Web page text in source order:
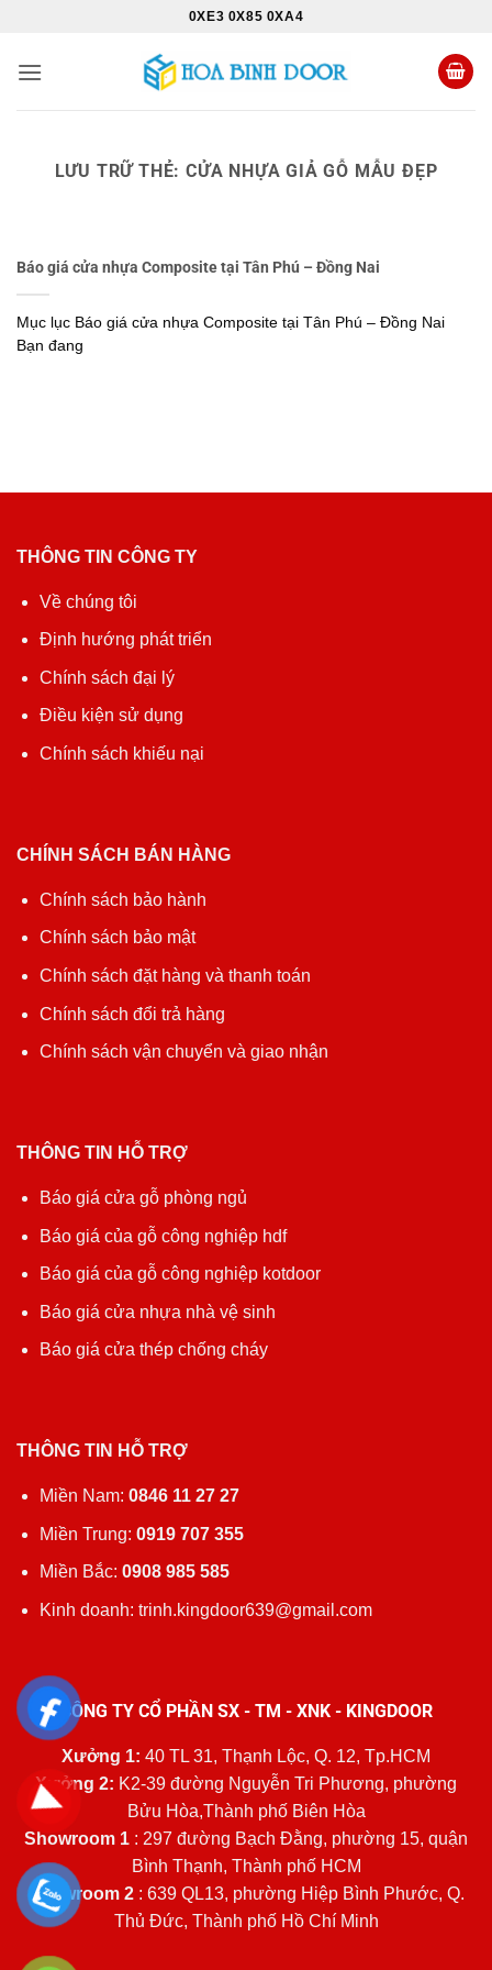
nội
0XE3 0X85 0XA4
LƯU TRỮ THẺ: CỬA NHỰA GIẢ GỖ MẪU ĐẸP
Báo giá cửa nhựa Composite tại Tân Phú – Đồng Nai
Mục lục Báo giá cửa nhựa Composite tại Tân Phú – Đồng Nai
Bạn đang
THÔNG TIN CÔNG TY
Về chúng tôi
Định hướng phát triển
Chính sách đại lý
Điều kiện sử dụng
Chính sách khiếu nại
CHÍNH SÁCH BÁN HÀNG
Chính sách bảo hành
Chính sách bảo mật
Chính sách đặt hàng và thanh toán
Chính sách đổi trả hàng
Chính sách vận chuyển và giao nhận
THÔNG TIN HỖ TRỢ
Báo giá cửa gỗ phòng ngủ
Báo giá của gỗ công nghiệp hdf
Báo giá của gỗ công nghiệp kotdoor
Báo giá cửa nhựa nhà vệ sinh
Báo giá cửa thép chống cháy
THÔNG TIN HỖ TRỢ
Miền Nam: 0846 11 27 27
Miền Trung: 0919 707 355
Miền Bắc: 0908 985 585
Kinh doanh: trinh.kingdoor639@gmail.com
CÔNG TY CỔ PHẦN SX - TM - XNK - KINGDOOR
Xưởng 1: 40 TL 31, Thạnh Lộc, Q. 12, Tp.HCM
Xưởng 2: K2-39 đường Nguyễn Tri Phương, phường
Bửu Hòa,Thành phố Biên Hòa
Showroom 1 : 297 đường Bạch Đằng, phường 15, quận
Bình Thạnh, Thành phố HCM
Showroom 2: 639 QL13, phường Hiệp Bình Phước, Q.
Thủ Đức, Thành phố Hồ Chí Minh